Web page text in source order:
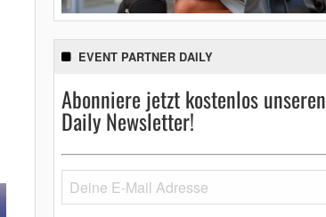
EVENT PARTNER DAILY
Abonniere jetzt kostenlos unseren
Daily Newsletter!